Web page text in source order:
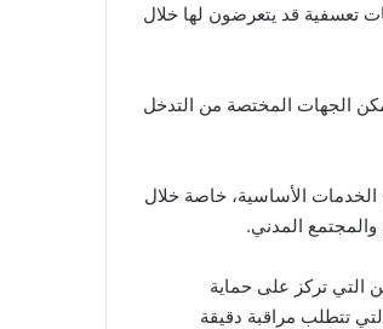
تعسفية قد يتعرضون لها خلال
الجهات المختصة من التدخل
الأساسية، خاصة خلال
المدني.
التي تركز على حماية
تتطلب مراقبة دقيقة